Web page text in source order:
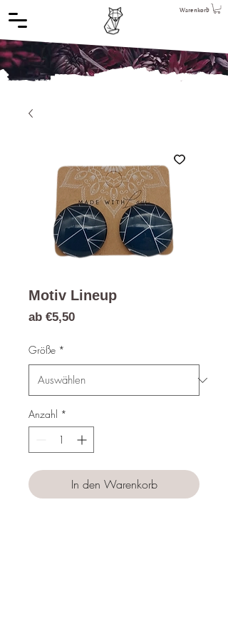
Warenkorb
Motiv Lineup
ab €5,50Sale-
Größe *
Anzahl *
In den Warenkorb